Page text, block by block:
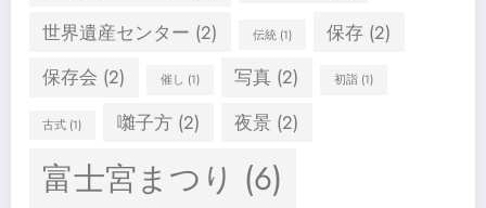
世界遺産センター (2) 伝統(1) 保存 (2)
保存会 (2) 催し (1) 写真 (2) 初詣(1)
古式 (1) 囃子方(2) 夜景 (2)
富士宮まつり (6)